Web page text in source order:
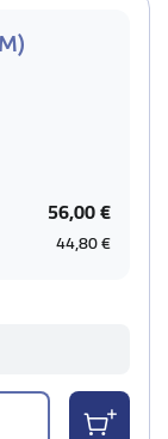
56,00 €
44,80 €